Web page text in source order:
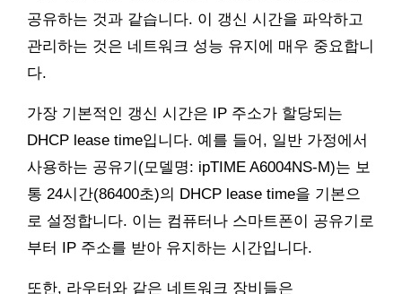
공유하는 것과 같습니다. 이 갱신 시간을 파악하고
관리하는 것은 네트워크 성능 유지에 매우 중요합니
다.
가장 기본적인 갱신 시간은 IP 주소가 할당되는
DHCP lease time입니다. 예를 들어, 일반 가정에서
사용하는 공유기(모델명: ipTIME A6004NS-M)는 보
통 24시간(86400초)의 DHCP lease time을 기본으
로 설정합니다. 이는 컴퓨터나 스마트폰이 공유기로
부터 IP 주소를 받아 유지하는 시간입니다.
또한, 라우터와 같은 네트워크 장비들은